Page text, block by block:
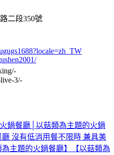
二段350號
3/-
鍋餐廳│以菇類為主題的火鍋
沒有低消用餐不限時 兼具美
主題的火鍋餐廳】【以菇類為